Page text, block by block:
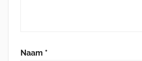
Naam *